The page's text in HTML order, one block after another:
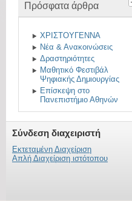
Πρόσφατα άρθρα
ΧΡΙΣΤΟΥΓΕΝΝΑ
Νέα & Ανακοινώσεις
Δραστηριότητες
Μαθητικό Φεστιβάλ
Ψηφιακής Δημιουργίας
Επίσκεψη στο
Πανεπιστήμιο Αθηνών
Σύνδεση διαχειριστή
Εκτεταμένη Διαχείριση
Απλή Διαχείριση ιστότοπου